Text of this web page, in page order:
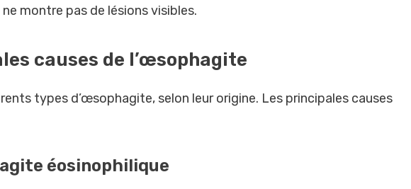
ne montre pas de lésions visibles.
causes de l’œsophagite
types d’œsophagite, selon leur origine. Les principales causes
éosinophilique